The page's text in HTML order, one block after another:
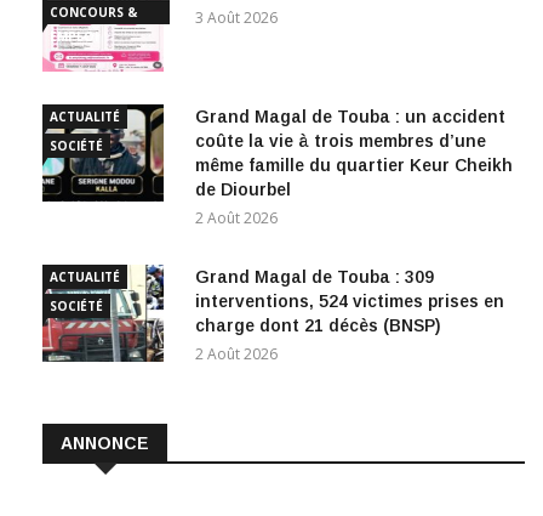
CONCOURS &
EMPLOI
3 Août 2026
ACTUALITÉ
SOCIÉTÉ
Grand Magal de Touba : un accident
coûte la vie à trois membres d’une
même famille du quartier Keur Cheikh
de Diourbel
2 Août 2026
ACTUALITÉ
SOCIÉTÉ
Grand Magal de Touba : 309
interventions, 524 victimes prises en
charge dont 21 décès (BNSP)
2 Août 2026
ANNONCE